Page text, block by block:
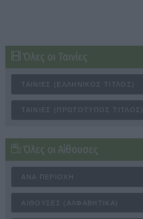
Όλες οι Ταινίες
ΤΑΙΝΊΕΣ (ΕΛΛΗΝΙΚΌΣ ΤΊΤΛΟΣ)
ΤΑΙΝΊΕΣ (ΠΡΩΤΌΤΥΠΟΣ ΤΊΤΛΟΣ)
Όλες οι Αίθουσες
ΑΝΆ ΠΕΡΙΟΧΉ
ΑΊΘΟΥΣΕΣ (ΑΛΦΑΒΗΤΙΚΆ)